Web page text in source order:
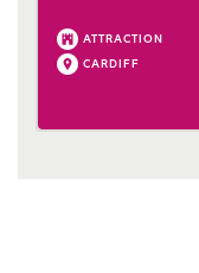
ATTRACTION
CARDIFF